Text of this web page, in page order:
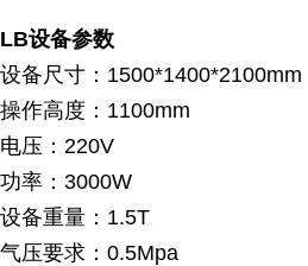
LB设备参数
设备尺寸：1500*1400*2100mm
操作高度：1100mm
电压：220V
功率：3000W
设备重量：1.5T
气压要求：0.5Mpa